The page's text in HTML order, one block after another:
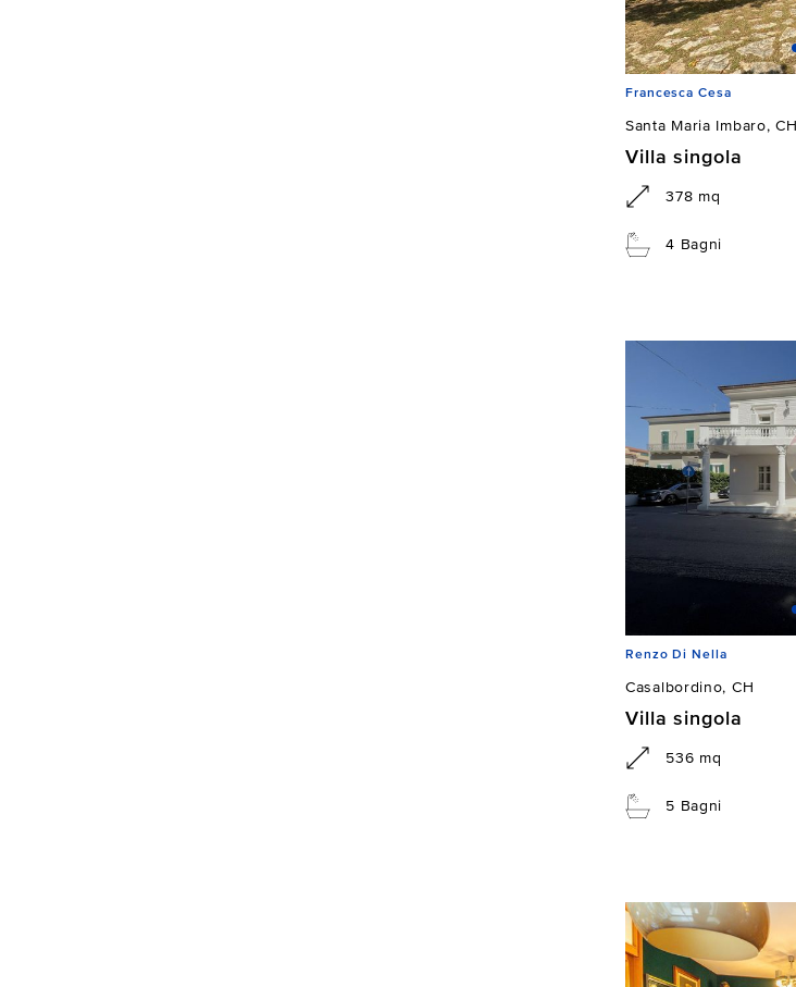
Francesca Cesa
Santa Maria Imbaro, CH
Villa singola
378 mq
4 Bagni
Renzo Di Nella
Casalbordino, CH
Villa singola
536 mq
5 Bagni